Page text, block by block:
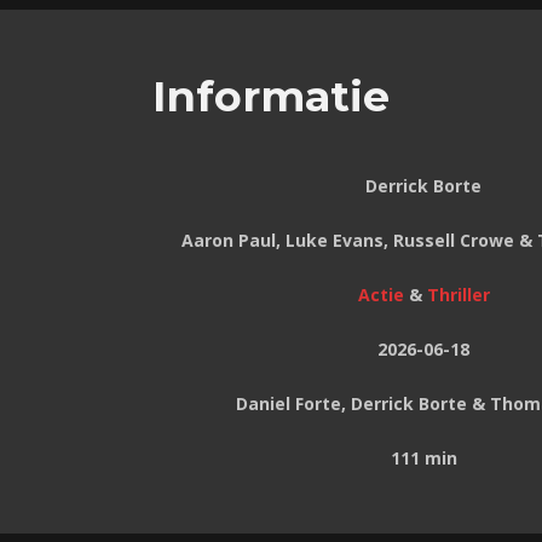
Informatie
Derrick Borte
Aaron Paul, Luke Evans, Russell Crowe
Actie & Thriller
2026-06-18
Daniel Forte, Derrick Borte &
111 min